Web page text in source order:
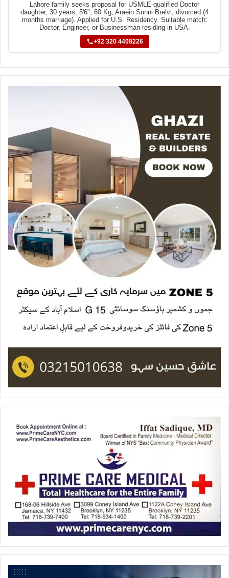
Lahore family seeks proposal for USMLE-qualified Doctor
daughter, 30 years, 5'6", 60 Kg, Araein Sunni Brelvi, divorced (4
months marriage). Applied for U.S. Residency. Suitable match:
Doctor, Engineer, or Businessman residing in USA.
+92 320 4408226